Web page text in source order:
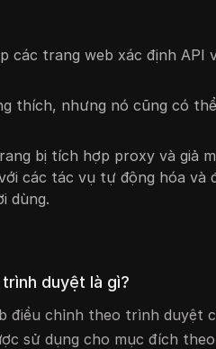
các trang web xác định API
thích, nhưng nó cũng có
bị tích hợp proxy và giả
các tác vụ tự động hóa và
dùng.
duyệt là gì?
chỉnh theo trình duyệt
sử dụng cho mục đích